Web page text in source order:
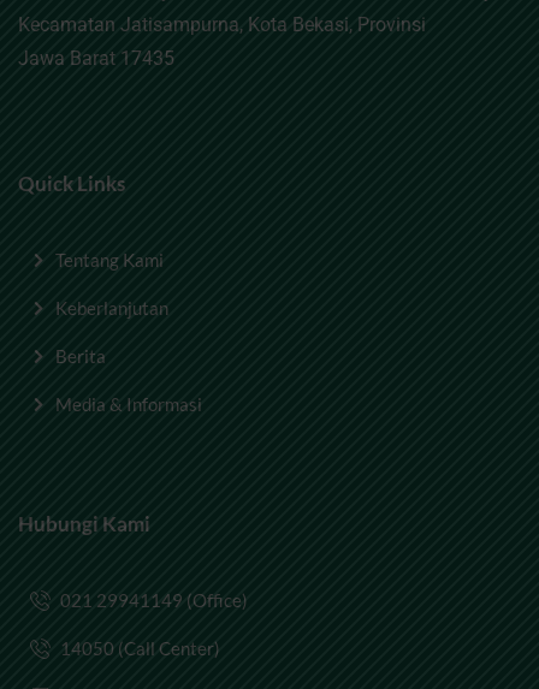
Kecamatan Jatisampurna, Kota Bekasi, Provinsi
Jawa Barat 17435
Quick Links
Tentang Kami
Keberlanjutan
Berita
Media & Informasi
Hubungi Kami
021 29941149 (Office)
14050 (Call Center)